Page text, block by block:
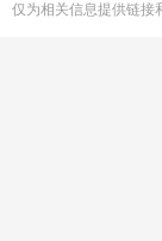
仅为相关信息提供链接